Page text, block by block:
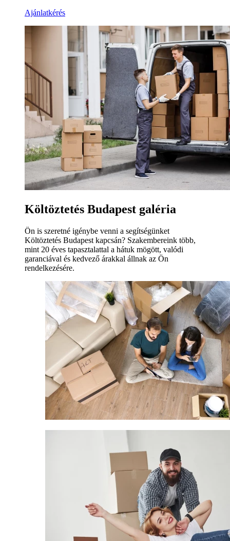
Ajánlatkérés
Költöztetés Budapest galéria
Ön is szeretné igénybe venni a segítségünket
Költöztetés Budapest kapcsán? Szakembereink több,
mint 20 éves tapasztalattal a hátuk mögött, valódi
garanciával és kedvező árakkal állnak az Ön
rendelkezésére.